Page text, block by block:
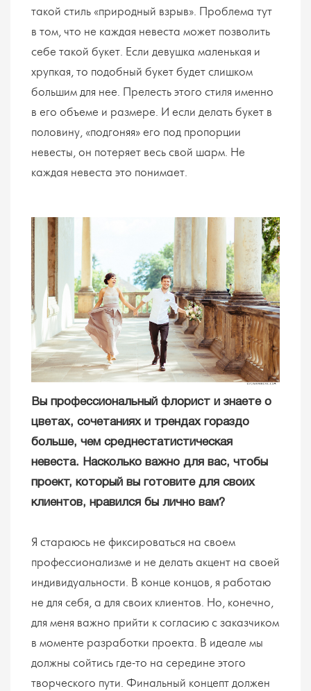
такой стиль «природный взрыв». Проблема тут
в том, что не каждая невеста может позволить
себе такой букет. Если девушка маленькая и
хрупкая, то подобный букет будет слишком
большим для нее. Прелесть этого стиля именно
в его объеме и размере. И если делать букет в
половину, «подгоняя» его под пропорции
невесты, он потеряет весь свой шарм. Не
каждая невеста это понимает.
Вы профессиональный флорист и знаете о
цветах, сочетаниях и трендах гораздо
больше, чем среднестатистическая
невеста. Насколько важно для вас, чтобы
проект, который вы готовите для своих
клиентов, нравился бы лично вам?
Я стараюсь не фиксироваться на своем
профессионализме и не делать акцент на своей
индивидуальности. В конце концов, я работаю
не для себя, а для своих клиентов. Но, конечно,
для меня важно прийти к согласию с заказчиком
в моменте разработки проекта. В идеале мы
должны сойтись где-то на середине этого
творческого пути. Финальный концепт должен